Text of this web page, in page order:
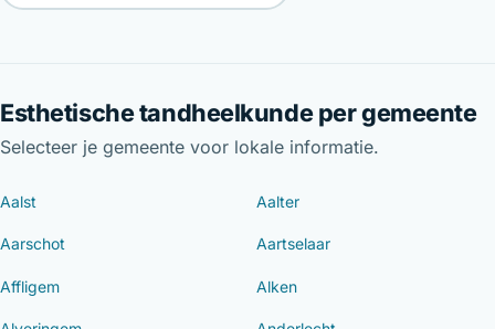
Esthetische tandheelkunde per gemeente
Selecteer je gemeente voor lokale informatie.
Aalst Aalter
Aarschot Aartselaar
Affligem Alken